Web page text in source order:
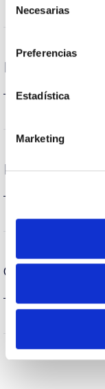
Necesarias
Preferencias
Estadística
Marketing
Performance
Life
Protections
General data